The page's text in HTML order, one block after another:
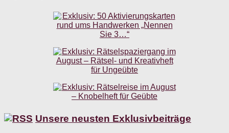
Unsere neusten Exklusivbeiträge